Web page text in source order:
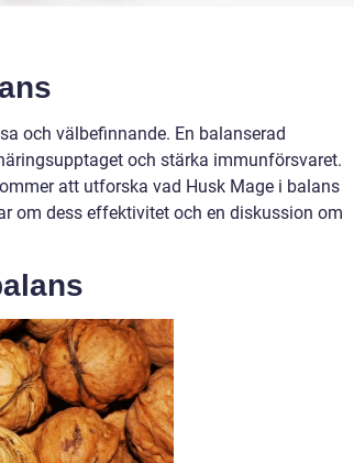
och välbefinnande. En balanserad
och stärka immunförsvaret.
att utforska vad Husk Mage i balans
om dess effektivitet och en diskussion om